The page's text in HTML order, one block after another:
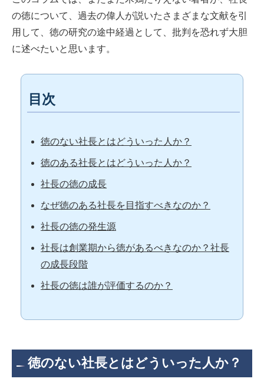
の徳について、過去の偉人が説いたさまざまな文献を引
用して、徳の研究の途中経過として、批判を恐れず大胆
に述べたいと思います。
目次
徳のない社長とはどういった人か？
徳のある社長とはどういった人か？
社長の徳の成長
なぜ徳のある社長を目指すべきなのか？
社長の徳の発生源
社長は創業期から徳があるべきなのか？社長
の成長段階
社長の徳は誰が評価するのか？
徳のない社長とはどういった人か？